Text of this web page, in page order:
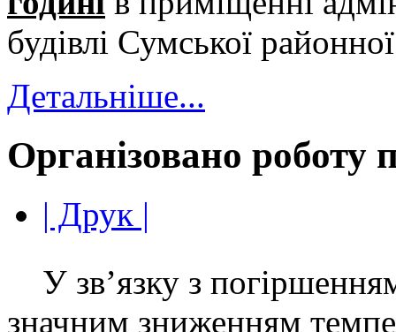
будівлі Сумської
Детальніше...
Організовано роботу
| Друк |
У зв’язку з
значним зниженням